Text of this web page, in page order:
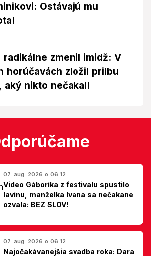
Ostávajú mu
radikálne zmenil imidž: V
horúčavách zložil prilbu
aký nikto nečakal!
07. aug. 2026 o 06:12
Video Gáboríka z festivalu spustilo
lavínu, manželka Ivana sa nečakane
ozvala: BEZ SLOV!
07. aug. 2026 o 06:12
Najočakávanejšia svadba roka: Dara